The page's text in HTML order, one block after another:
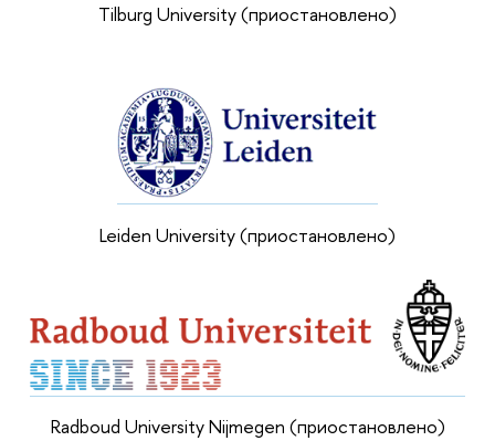
Tilburg University (приостановлено)
Leiden University (приостановлено)
Radboud University Nijmegen (приостановлено)